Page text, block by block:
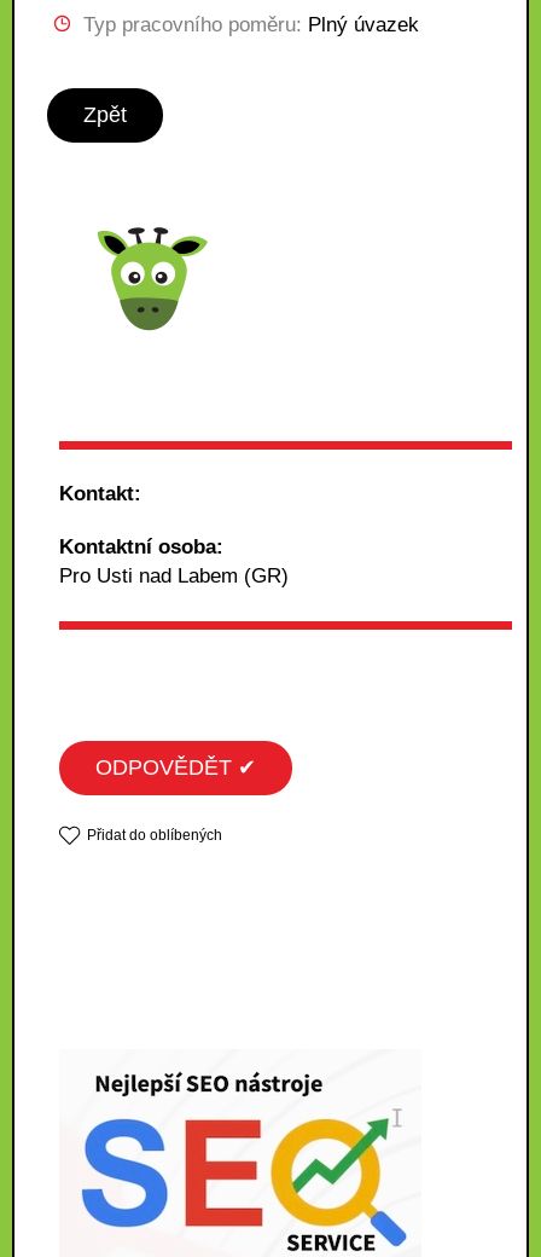
Typ pracovního poměru: Plný úvazek
Zpět
Kontakt:
Kontaktní osoba:
Pro Usti nad Labem (GR)
ODPOVĚDĚT ✔
Přidat do oblíbených